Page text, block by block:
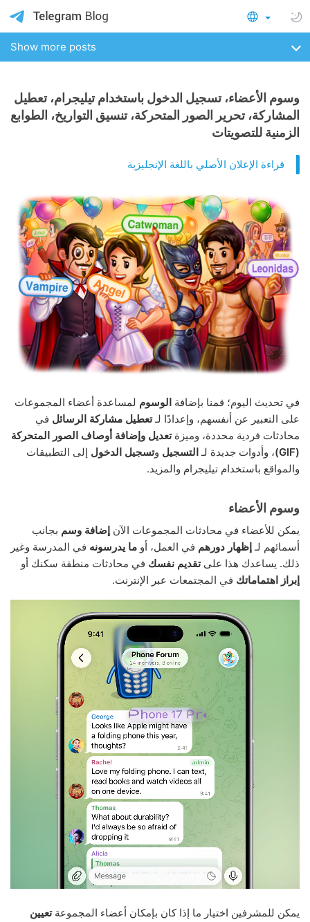
Show more posts
وسوم الأعضاء، تسجيل الدخول باستخدام تيليجرام، تعطيل
المشاركة، تحرير الصور المتحركة، تنسيق التواريخ، الطوابع
الزمنية للتصويتات
قراءة الإعلان الأصلي باللغة الإنجليزية
في تحديث اليوم؛ قمنا بإضافة الوسوم لمساعدة أعضاء المجموعات
على التعبير عن أنفسهم، وإعدادًا لـتعطيل مشاركة الرسائل في
محادثات فردية محددة، وميزةتعديل وإضافة أوصاف الصور المتحركة
(GIF)
، وأدوات جديدة لـ التسجيل وتسجيل الدخول إلى التطبيقات
والمواقع باستخدام تيليجرام والمزيد.
وسوم الأعضاء
يمكن للأعضاء في محادثات المجموعات الآن إضافة وسم بجانب
أسمائهم لـإظهار دورهم في العمل، أو ما يدرسونه في المدرسة وغير
ذلك. يساعدك هذا علىتقديم نفسك في محادثات منطقة سكنك أو
إبراز اهتماماتك في المجتمعات عبر الإنترنت.
يمكن للمشرفين اختيار ما إذا كان بإمكان أعضاء المجموعةتعيين